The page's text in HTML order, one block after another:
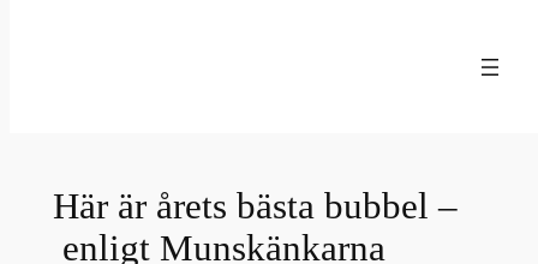
Här är årets bästa bubbel –
enligt Munskänkarna